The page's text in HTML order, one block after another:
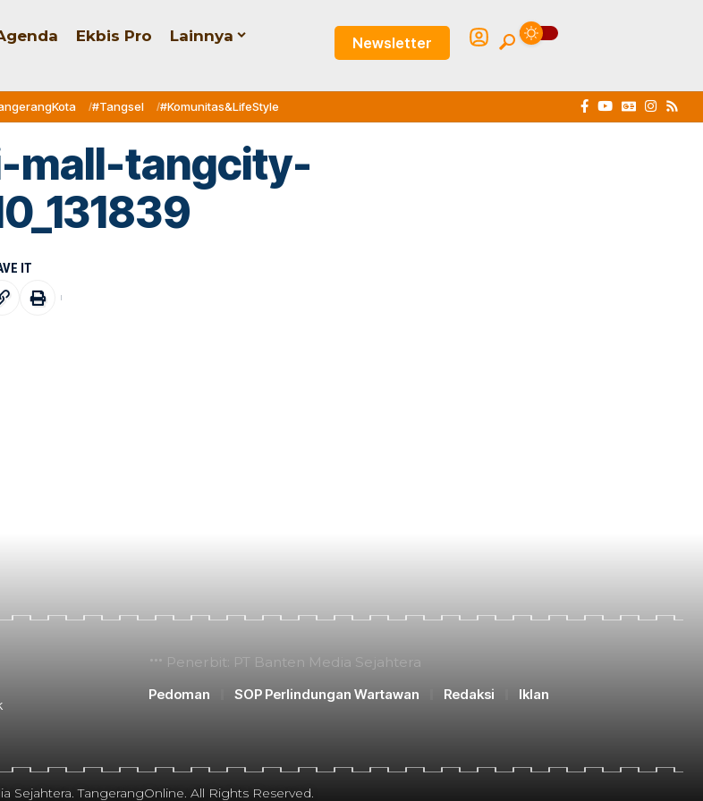
Ekbis Pro Lainnya Newsletter
#Tangsel #Komunitas&LifeStyle
mall-tangcity-
Penerbit: PT Banten Media Sejahtera
Pedoman
SOP Perlindungan Wartawan Redaksi Iklan
Sejahtera. TangerangOnline. All Rights Reserved.